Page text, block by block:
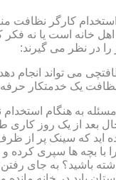
استخدام کارگر
خانه است یا نه فکر
را در نظر می گیرند:
می تواند انجام
یک خدمتکار
مسئله به هنگام
بعد از یک روز کاری
اید که سینک پر از
با بچه ها سپری کرده
باشید؟ به جای رفتن